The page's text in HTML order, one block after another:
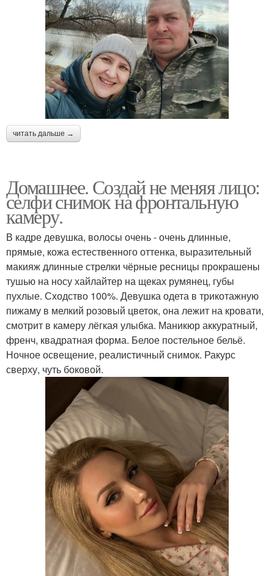
читать дальше →
Домашнее. Создай не меняя лицо:
селфи снимок на фронтальную
камеру.
В кадре девушка, волосы очень - очень длинные,
прямые, кожа естественного оттенка, выразительный
макияж длинные стрелки чёрные ресницы прокрашены
тушью на носу хайлайтер на щеках румянец, губы
пухлые. Сходство 100%. Девушка одета в трикотажную
пижаму в мелкий розовый цветок, она лежит на кровати,
смотрит в камеру лёгкая улыбка. Маникюр аккуратный,
френч, квадратная форма. Белое постельное бельё.
Ночное освещение, реалистичный снимок. Ракурс
сверху, чуть боковой.